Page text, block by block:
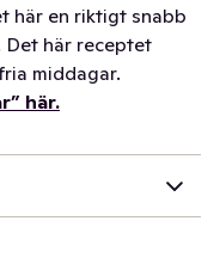
här en riktigt snabb
Det här receptet
middagar.
här.